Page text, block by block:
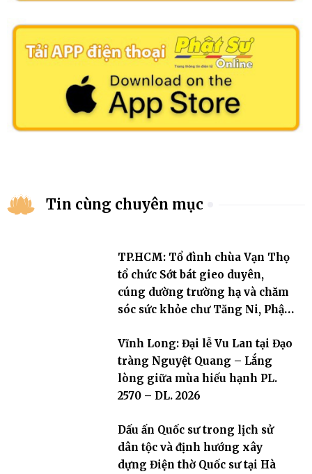
Tin cùng chuyên mục
TP.HCM: Tổ đình chùa Vạn Thọ
tổ chức Sớt bát gieo duyên,
cúng dường trường hạ và chăm
sóc sức khỏe chư Tăng Ni, Phật
Vĩnh Long: Đại lễ Vu Lan tại Đạo
tràng Nguyệt Quang – Lắng
lòng giữa mùa hiếu hạnh PL.
2570 – DL. 2026
Dấu ấn Quốc sư trong lịch sử
dân tộc và định hướng xây
dựng Điện thờ Quốc sư tại Hà